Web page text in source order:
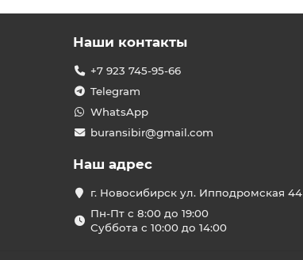
Наши контакты
+7 923 745-95-66
Telegram
WhatsApp
buransibir@gmail.com
Наш адрес
г. Новосибирск ул. Ипподромская 44
Пн-Пт с 8:00 до 19:00
Суббота с 10:00 до 14:00